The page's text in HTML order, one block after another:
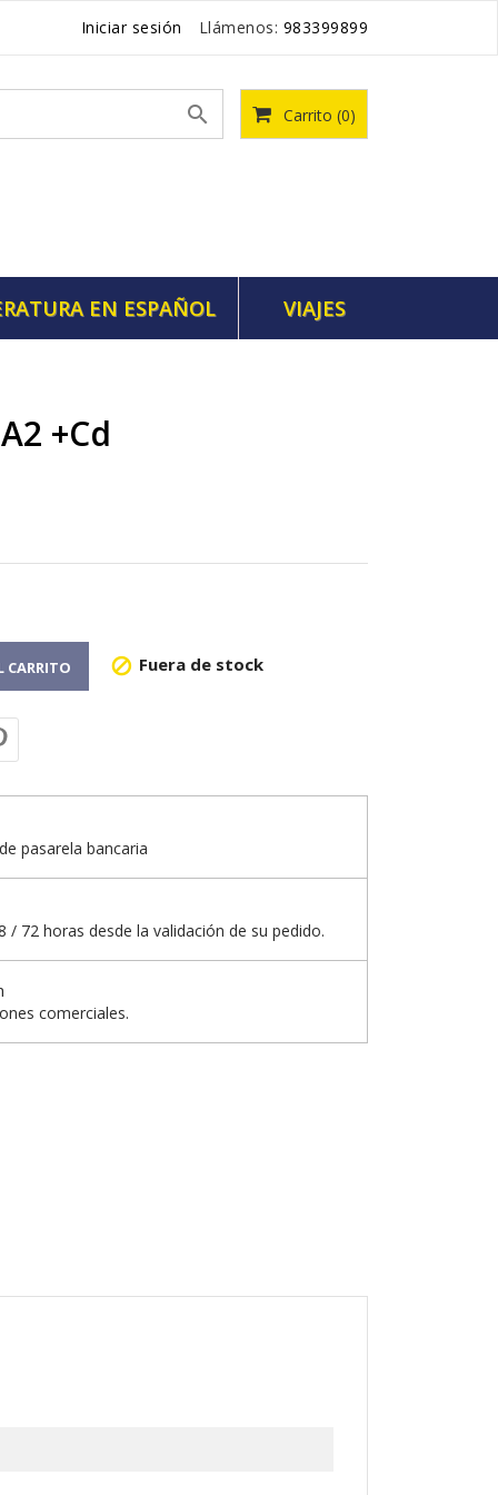
Iniciar sesión Llámenos: 983399899
Carrito (0)

EN ESPAÑOL VIAJES
+cd
CARRITO  Fuera de stock
pasarela bancaria
/ 72 horas desde la validación de su pedido.
comerciales.